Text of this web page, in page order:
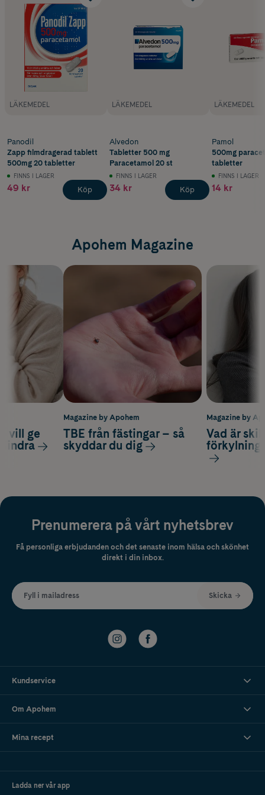
LÄKEMEDEL
Panodil
Zapp filmdragerad tablett
500mg 20 tabletter
FINNS I LAGER
49 kr Köp
LÄKEMEDEL
Alvedon
Tabletter 500 mg
Paracetamol 20 st
FINNS I LAGER
34 kr Köp
LÄKEMEDEL
Pamol
500mg
tabletter
FINNS I LAGER
14 kr
Apohem Magazine
Magazine by
Vad är
förkylning
vill ge
lindra
Magazine by Apohem
TBE från fästingar – så
skyddar du dig
Prenumerera på vårt nyhetsbrev
Få personliga erbjudanden och det senaste inom hälsa och skönhet
direkt i din inbox.
Fyll i mailadress Skicka
Kundservice
Om Apohem
Mina recept
Ladda ner vår app